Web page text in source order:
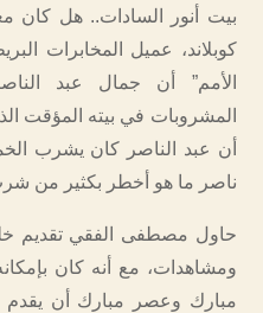
بيت أنور السادات.. هل كان
كوبلاند، عميل المخابرات
الأمم” أن جمال عبد
المشروبات في بيته المؤقت
أن عبد الناصر كان يشرب
ناصر ما هو أخطر بكثير من
حاول مصطفى الفقي تقديم
ومشاهدات، مع أنه كان
مبارك وعصر مبارك أن يقدم